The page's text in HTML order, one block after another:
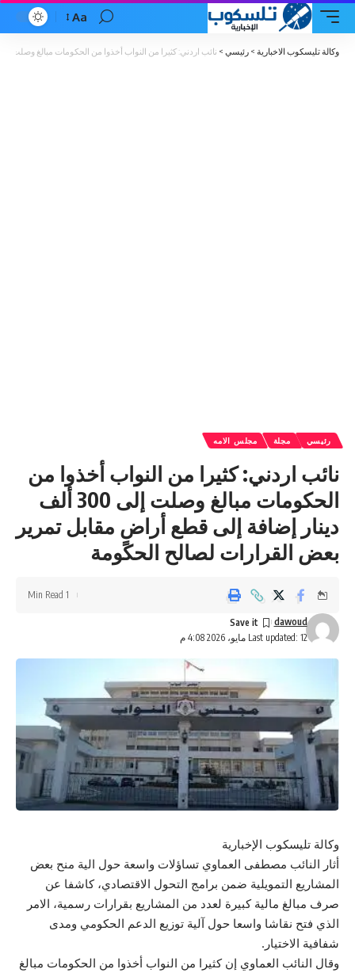
Font
Resizer
Aa
وكالة تليسكوب الاخبارية > رئيسي > نائب اردني: كثيرا من النواب أخذوا من الحكومات مبالغ وصلت إلى 300 ألف دينار إضافة إلى قطع أراضٍ مقابل تمرير بعض القرارات لصالح
رئيسي مجلة مجلس الامه
نائب اردني: كثيرا من النواب أخذوا من
الحكومات مبالغ وصلت إلى 300 ألف
دينار إضافة إلى قطع أراضٍ مقابل تمرير
بعض القرارات لصالح الحكومة
Last updated: 12 مايو، 2026 4:08 م
dawoud
1 Min Read
وكالة تليسكوب الإخبارية
أثار النائب مصطفى العماوي تساؤلات واسعة حول الية منح بعض
المشاريع التمويلية ضمن برامج التحول الاقتصادي، كاشفا عن
صرف مبالغ مالية كبيرة لعدد من المشاريع بقرارات رسمية، الامر
الذي فتح نقاشا واسعا حول آلية توزيع الدعم الحكومي ومدى
شفافية الاختيار.
وقال النائب العماوي إن كثيرا من النواب أخذوا من الحكومات مبالغ